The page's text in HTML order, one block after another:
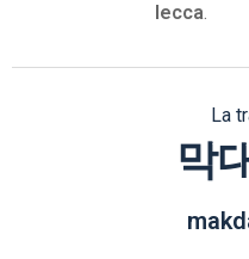
lecca.
La
막